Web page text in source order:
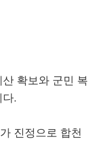
확보와 군민 복
다.
진정으로 합천